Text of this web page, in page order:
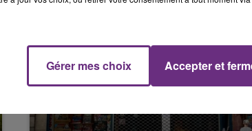
11h00 - 16h00
Gérer mes choix Accepter et